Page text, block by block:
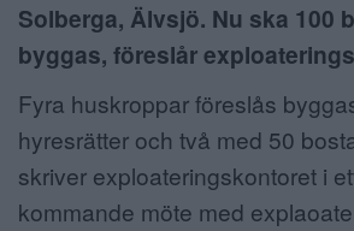
KALENDER
SAMARBETEN
ANNONSERA
Solberga, Älvsjö. Nu ska 100
byggas, föreslår
Fyra huskroppar föreslås
hyresrätter och två med 50
skriver exploateringskontoret i
kommande möte med